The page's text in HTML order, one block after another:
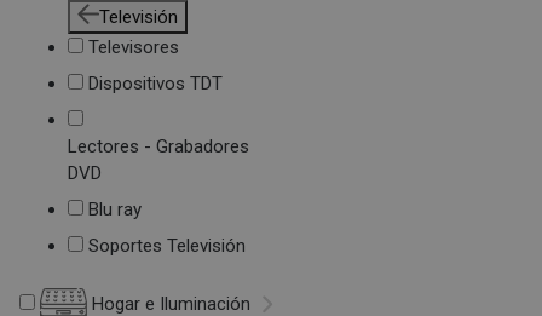
Televisión
Televisores
Dispositivos TDT
Lectores - Grabadores
DVD
Blu ray
Soportes Televisión
Hogar e Iluminación